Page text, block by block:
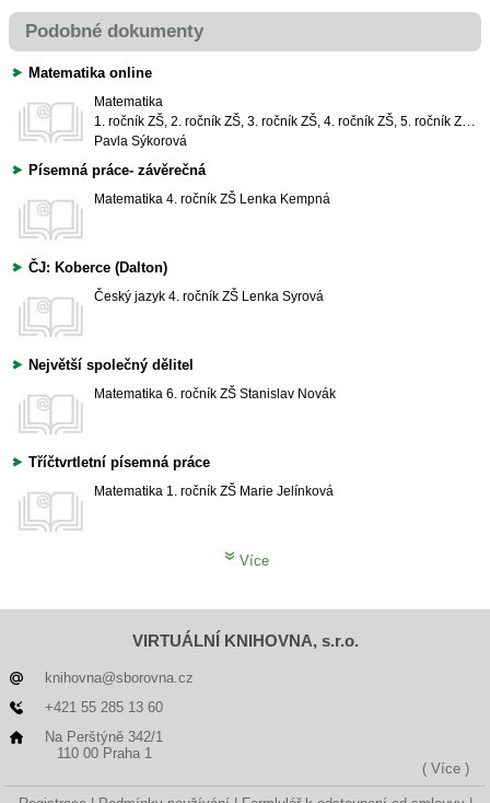
Podobné dokumenty
Matematika online
Matematika
1. ročník ZŠ, 2. ročník ZŠ, 3. ročník ZŠ, 4. ročník ZŠ, 5. ročník ZŠ, 6. ročník ZŠ, 7. ročník ZŠ
Pavla Sýkorová
Písemná práce- závěrečná
Matematika 4. ročník ZŠ Lenka Kempná
ČJ: Koberce (Dalton)
Český jazyk 4. ročník ZŠ Lenka Syrová
Největší společný dělitel
Matematika 6. ročník ZŠ Stanislav Novák
Tříčtvrtletní písemná práce
Matematika 1. ročník ZŠ Marie Jelínková
Více
VIRTUÁLNÍ KNIHOVNA, s.r.o.
knihovna@sborovna.cz
+421 55 285 13 60
Na Perštýně 342/1
110 00 Praha 1
( Více )